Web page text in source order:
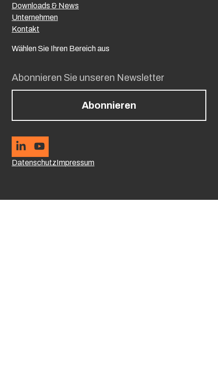
Abonnieren Sie unseren Newsletter
Abonnieren
DatenschutzImpressum
Downloads & News
Unternehmen
Kontakt
Wählen Sie Ihren Bereich aus